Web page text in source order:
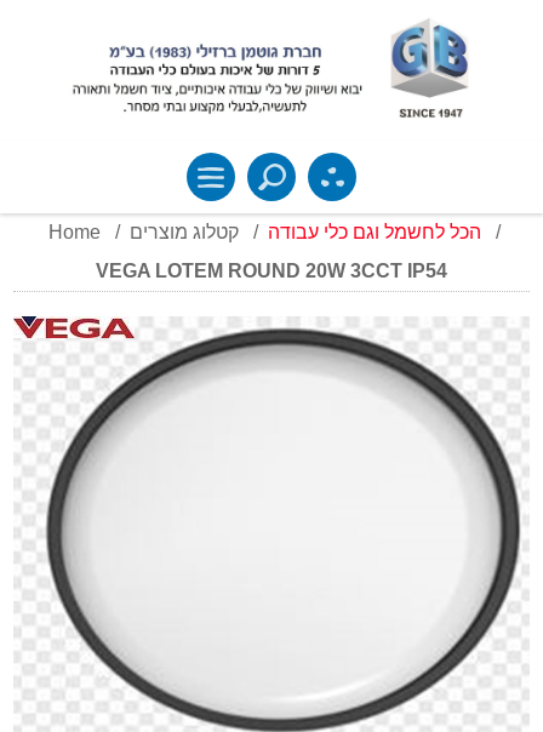
Home / קטלוג מוצרים / הכל לחשמל וגם כלי עבודה
/
VEGA LOTEM ROUND 20W 3CCT IP54